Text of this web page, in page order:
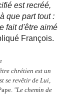
est recréé,
que part tout :
fait d'être aimé
François.
chrétien est un
se revêtir de Lui,
"Le chemin de